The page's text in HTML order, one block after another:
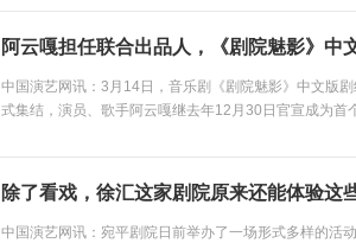
阿云嘎担任联合出品人，《剧院魅影》中
中国演艺网讯：3月14日，音乐剧《剧院魅影》中文版
式集结，演员、歌手阿云嘎继去年12月30日官宣成为首
除了看戏，徐汇这家剧院原来还能体验这
中国演艺网讯：宛平剧院日前举办了一场形式多样的活